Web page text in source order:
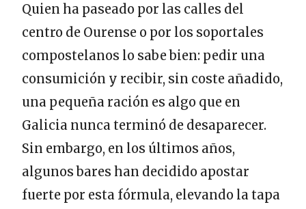
Quien ha paseado por las calles del
centro de Ourense o por los soportales
compostelanos lo sabe bien: pedir una
consumición y recibir, sin coste añadido,
una pequeña ración es algo que en
Galicia nunca terminó de desaparecer.
Sin embargo, en los últimos años,
algunos bares han decidido apostar
fuerte por esta fórmula, elevando la tapa